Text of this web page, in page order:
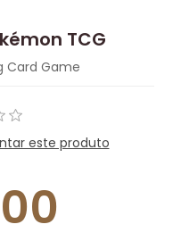
TCG
Card Game
este produto